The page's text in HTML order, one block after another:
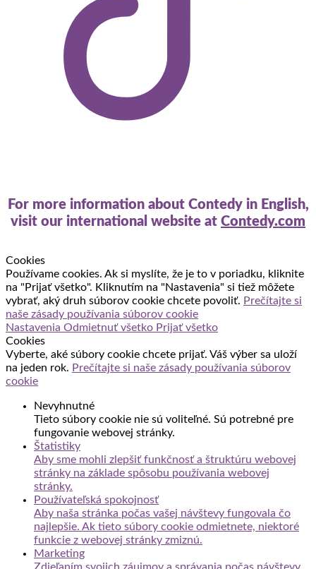
For more information about Contedy in English,
visit our international website at Contedy.com
Cookies
Používame cookies. Ak si myslíte, že je to v poriadku, kliknite
na "Prijať všetko". Kliknutím na "Nastavenia" si tiež môžete
vybrať, aký druh súborov cookie chcete povoliť. Prečítajte si
naše zásady používania súborov cookie
Nastavenia Odmietnuť všetko Prijať všetko
Cookies
Vyberte, aké súbory cookie chcete prijať. Váš výber sa uloží
na jeden rok. Prečítajte si naše zásady používania súborov
cookie
Nevyhnutné
Tieto súbory cookie nie sú voliteľné. Sú potrebné pre
fungovanie webovej stránky.
Štatistiky
Aby sme mohli zlepšiť funkčnosť a štruktúru webovej
stránky na základe spôsobu používania webovej
stránky.
Používateľská spokojnosť
Aby naša stránka počas vašej návštevy fungovala čo
najlepšie. Ak tieto súbory cookie odmietnete, niektoré
funkcie z webovej stránky zmiznú.
Marketing